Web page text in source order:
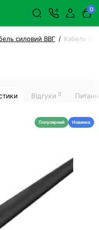
0
силовий ВВГ Кабель
Відгуки 0
Популярний Новинка